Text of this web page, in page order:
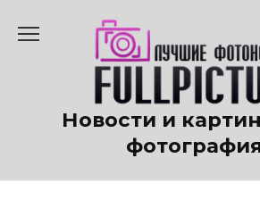
содержанию
Новости и